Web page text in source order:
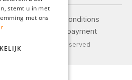
terms and conditions
Shipping and payment
GmbH, All Rights Reserved
ITALIAN
stemt u in met
met ons